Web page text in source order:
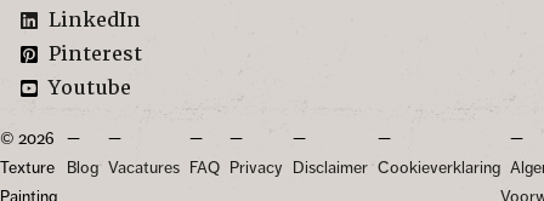
LinkedIn
Pinterest
Youtube
© 2026
Texture
Painting
Blog Vacatures FAQ Privacy Disclaimer Cookieverklaring